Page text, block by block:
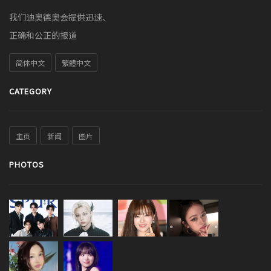
我们迪奥德奥会提供迅速、
正确和公正的报道
简体中文 繁體中文
CATEGORY
主页 新闻 图片
PHOTOS